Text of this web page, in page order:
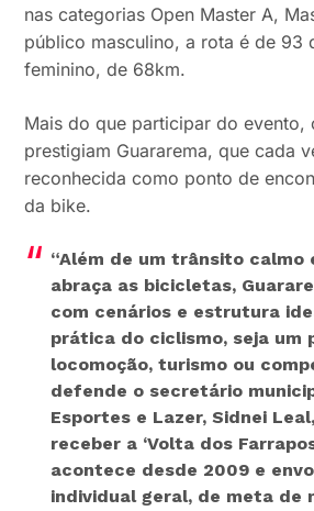
nas categorias Open Master A,
público masculino, a rota é de 93
feminino, de 68km.
Mais do que participar do evento,
prestigiam Guararema, que cada
reconhecida como ponto de
da bike.
“Além de um trânsito calmo
abraça as bicicletas,
com cenários e estrutura
prática do ciclismo, seja um
locomoção, turismo ou
defende o secretário
Esportes e Lazer, Sidnei
receber a ‘Volta dos
acontece desde 2009 e
individual geral, de meta de